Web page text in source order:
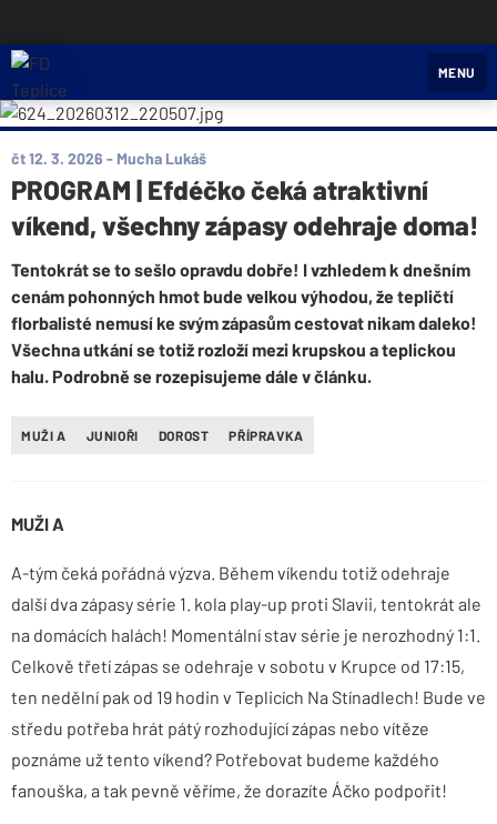
FD Teplice
MENU
čt 12. 3. 2026 - Mucha Lukáš
PROGRAM | Efdéčko čeká atraktivní
víkend, všechny zápasy odehraje doma!
Tentokrát se to sešlo opravdu dobře! I vzhledem k dnešním
cenám pohonných hmot bude velkou výhodou, že tepličtí
florbalisté nemusí ke svým zápasům cestovat nikam daleko!
Všechna utkání se totiž rozloží mezi krupskou a teplickou
halu. Podrobně se rozepisujeme dále v článku.
MUŽI A JUNIOŘI DOROST PŘÍPRAVKA
MUŽI A
A-tým čeká pořádná výzva. Během víkendu totiž odehraje
další dva zápasy série 1. kola play-up proti Slavii, tentokrát ale
na domácích halách! Momentální stav série je nerozhodný 1:1.
Celkově třetí zápas se odehraje v sobotu v Krupce od 17:15,
ten nedělní pak od 19 hodin v Teplicích Na Stínadlech! Bude ve
středu potřeba hrát pátý rozhodující zápas nebo vítěze
poznáme už tento víkend? Potřebovat budeme každého
fanouška, a tak pevně věříme, že dorazíte Áčko podpořit!